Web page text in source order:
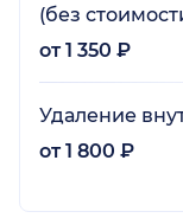
(без
от 1 350 ₽
Удаление
от 1 800 ₽